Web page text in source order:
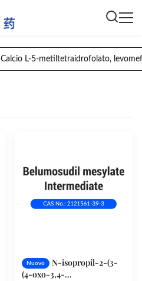
Calcio L-5-metiltetraidrofolato,
Nuovo
N-isopropil-2-(3-
(4-oxo-3,4-